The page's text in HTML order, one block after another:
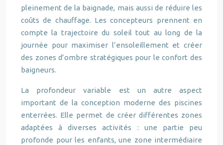
pleinement de la baignade, mais aussi de réduire les
coûts de chauffage. Les concepteurs prennent en
compte la trajectoire du soleil tout au long de la
journée pour maximiser l’ensoleillement et créer
des zones d’ombre stratégiques pour le confort des
baigneurs.
La profondeur variable est un autre aspect
important de la conception moderne des piscines
enterrées. Elle permet de créer différentes zones
adaptées à diverses activités : une partie peu
profonde pour les enfants, une zone intermédiaire